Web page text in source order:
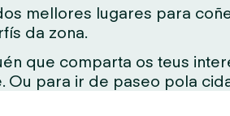
mellores lugares para
da zona.
que comparta os teus
Ou para ir de paseo pola